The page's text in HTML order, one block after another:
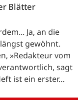
Blätter
Ja, an die
gewöhnt.
»Redakteur vom
sagt
ist ein erster…